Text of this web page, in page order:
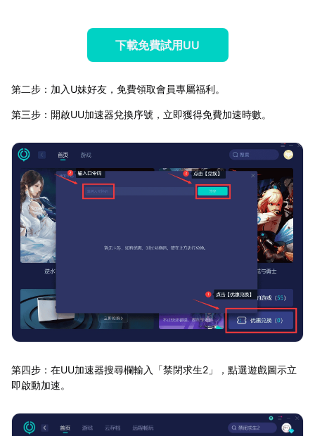
下載免費試用UU
第二步：加入U妹好友，免費領取會員專屬福利。
第三步：開啟UU加速器兌換序號，立即獲得免費加速時數。
第四步：在UU加速器搜尋欄輸入「禁閉求生2」，點選遊戲圖示立
即啟動加速。